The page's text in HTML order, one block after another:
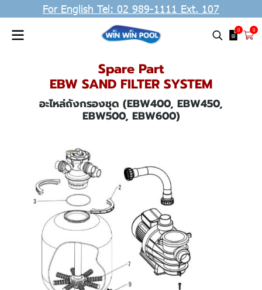
For English Tel: 02 989-1111 Ext. 107
0 0
Spare Part
EBW SAND FILTER SYSTEM
อะไหล่ถังกรองชุด (EBW400, EBW450,
EBW500, EBW600)